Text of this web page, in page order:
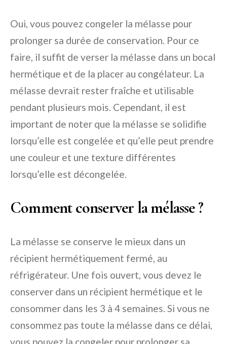
Oui, vous pouvez congeler la mélasse pour
prolonger sa durée de conservation. Pour ce
faire, il suffit de verser la mélasse dans un bocal
hermétique et de la placer au congélateur. La
mélasse devrait rester fraîche et utilisable
pendant plusieurs mois. Cependant, il est
important de noter que la mélasse se solidifie
lorsqu’elle est congelée et qu’elle peut prendre
une couleur et une texture différentes
lorsqu’elle est décongelée.
Comment conserver la mélasse ?
La mélasse se conserve le mieux dans un
récipient hermétiquement fermé, au
réfrigérateur. Une fois ouvert, vous devez le
conserver dans un récipient hermétique et le
consommer dans les 3 à 4 semaines. Si vous ne
consommez pas toute la mélasse dans ce délai,
vous pouvez la congeler pour prolonger sa